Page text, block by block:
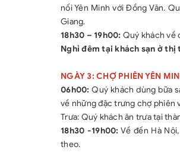
nối Yên Minh với Đồng Văn.
Giang.
18h30 – 19h00: Quý khách về
Nghỉ đêm tại khách sạn ở thị
NGÀY 3: CHỢ PHIÊN YÊN
06h00: Quý khách dùng bữa
về những đặc trưng chợ phiên
Trưa: Quý khách ăn trưa tại
18h30 -19h00: Về đến Hà
theo.